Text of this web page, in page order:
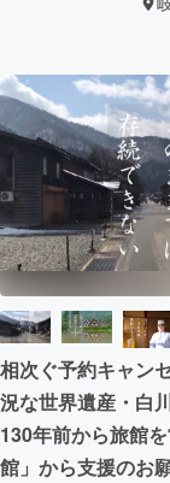
テク
映像
ビジ
まち
相次ぐ予約キャン
況な世界遺産・白
130年前から旅館
館」から支援のお